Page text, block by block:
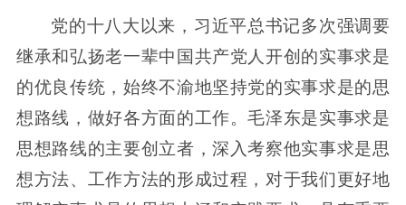
党的十八大以来，习近平总书记多次强调要
继承和弘扬老一辈中国共产党人开创的实事求是
的优良传统，始终不渝地坚持党的实事求是的思
想路线，做好各方面的工作。毛泽东是实事求是
思想路线的主要创立者，深入考察他实事求是思
想方法、工作方法的形成过程，对于我们更好地